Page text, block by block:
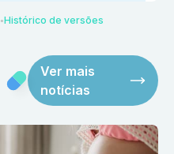
●Histórico de versões
Ver mais
notícias